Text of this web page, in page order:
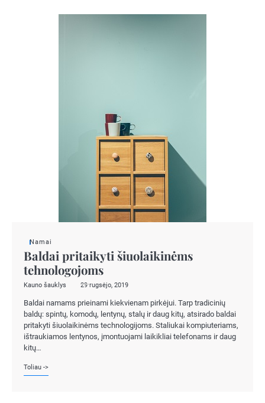
Namai
Baldai pritaikyti šiuolaikinėms
tehnologojoms
Kauno šauklys 29 rugsėjo, 2019
Baldai namams prieinami kiekvienam pirkėjui. Tarp tradicinių
baldų: spintų, komodų, lentynų, stalų ir daug kitų, atsirado baldai
pritakyti šiuolaikinėms technologijoms. Staliukai kompiuteriams,
ištraukiamos lentynos, įmontuojami laikikliai telefonams ir daug
kitų…
Toliau ->